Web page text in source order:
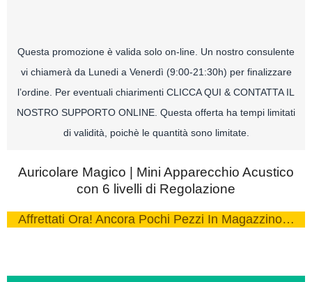
Questa promozione è valida solo on-line. Un nostro consulente
vi chiamerà da Lunedi a Venerdì (9:00-21:30h) per finalizzare
l’ordine. Per eventuali chiarimenti CLICCA QUI & CONTATTA IL
NOSTRO SUPPORTO ONLINE. Questa offerta ha tempi limitati
di validità, poichè le quantità sono limitate.
Auricolare Magico | Mini Apparecchio Acustico
con 6 livelli di Regolazione
Affrettati Ora! Ancora Pochi Pezzi In Magazzino…